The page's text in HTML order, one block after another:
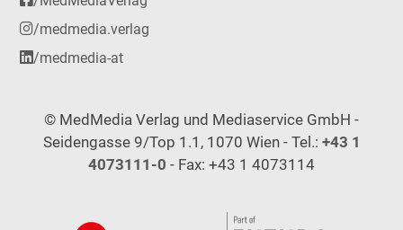
/medmedia.verlag
/medmedia-at
© MedMedia Verlag und Mediaservice GmbH -
Seidengasse 9/Top 1.1, 1070 Wien - Tel.: +43 1
4073111-0 - Fax: +43 1 4073114